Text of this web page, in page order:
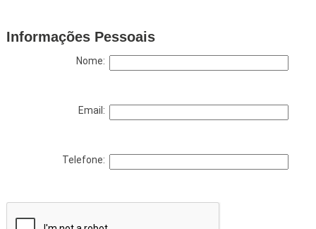
Informações Pessoais
Nome:
Email:
Telefone: